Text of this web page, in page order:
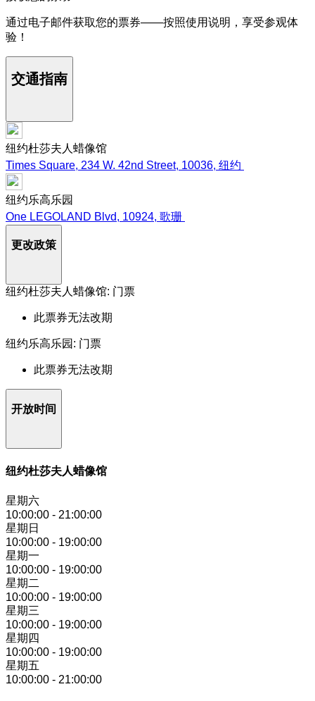
通过电子邮件获取您的票券——按照使用说明，享受参观体
验！
交通指南
纽约杜莎夫人蜡像馆
Times Square, 234 W. 42nd Street, 10036, 纽约
纽约乐高乐园
One LEGOLAND Blvd, 10924, 歌珊
更改政策
纽约杜莎夫人蜡像馆: 门票
此票券无法改期
纽约乐高乐园: 门票
此票券无法改期
开放时间
纽约杜莎夫人蜡像馆
星期六
10:00:00 - 21:00:00
星期日
10:00:00 - 19:00:00
星期一
10:00:00 - 19:00:00
星期二
10:00:00 - 19:00:00
星期三
10:00:00 - 19:00:00
星期四
10:00:00 - 19:00:00
星期五
10:00:00 - 21:00:00